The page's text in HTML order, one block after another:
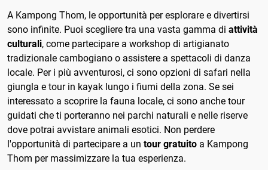
A Kampong Thom, le opportunità per esplorare e divertirsi
sono infinite. Puoi scegliere tra una vasta gamma di attività
culturali, come partecipare a workshop di artigianato
tradizionale cambogiano o assistere a spettacoli di danza
locale. Per i più avventurosi, ci sono opzioni di safari nella
giungla e tour in kayak lungo i fiumi della zona. Se sei
interessato a scoprire la fauna locale, ci sono anche tour
guidati che ti porteranno nei parchi naturali e nelle riserve
dove potrai avvistare animali esotici. Non perdere
l'opportunità di partecipare a un tour gratuito a Kampong
Thom per massimizzare la tua esperienza.